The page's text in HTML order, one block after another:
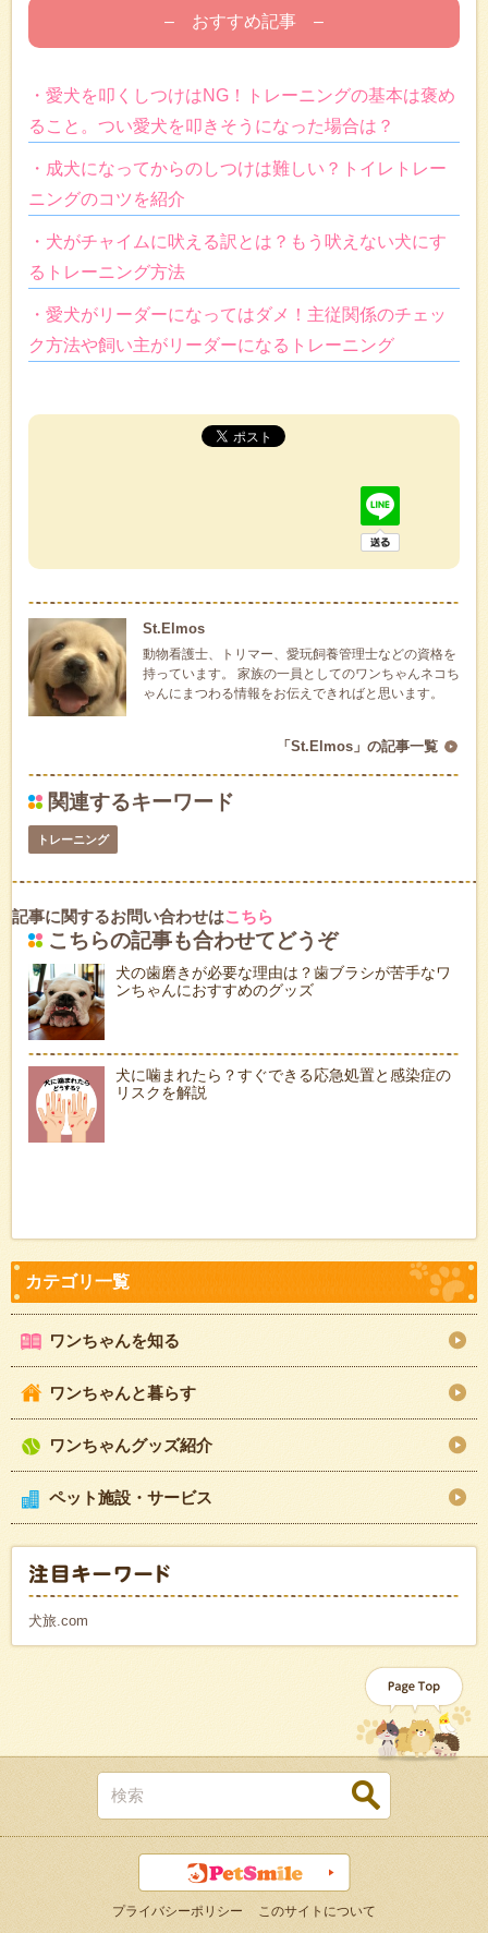
– おすすめ記事 –
・愛犬を叩くしつけはNG！トレーニングの基本は褒め
ること。つい愛犬を叩きそうになった場合は？
・成犬になってからのしつけは難しい？トイレトレー
ニングのコツを紹介
・犬がチャイムに吠える訳とは？もう吠えない犬にす
るトレーニング方法
・愛犬がリーダーになってはダメ！主従関係のチェッ
ク方法や飼い主がリーダーになるトレーニング
St.Elmos
動物看護士、トリマー、愛玩飼養管理士などの資格を
持っています。 家族の一員としてのワンちゃんネコち
ゃんにまつわる情報をお伝えできればと思います。
「St.Elmos」の記事一覧
関連するキーワード
トレーニング
記事に関するお問い合わせはこちら
こちらの記事も合わせてどうぞ
犬の歯磨きが必要な理由は？歯ブラシが苦手なワ
ンちゃんにおすすめのグッズ
犬に噛まれたら？すぐできる応急処置と感染症の
リスクを解説
ワンちゃんを知る
ワンちゃんと暮らす
ワンちゃんグッズ紹介
ペット施設・サービス
犬旅.com
プライバシーポリシー このサイトについて